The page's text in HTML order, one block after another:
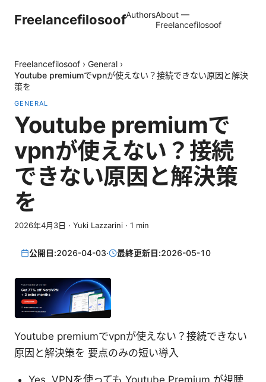
FreelancefilosoofAuthorsAbout —
Freelancefilosoof
Freelancefilosoof › General ›
Youtube premiumでvpnが使えない？接続できない原因と解決
策を
GENERAL
Youtube premiumで
vpnが使えない？接続
できない原因と解決策
を
2026年4月3日 · Yuki Lazzarini · 1 min
公開日:2026-04-03· 最終更新日:2026-05-10
Youtube premiumでvpnが使えない？接続できない
原因と解決策を 要点のみの短い導入
Yes, VPNを使っても Youtube Premium が視聴